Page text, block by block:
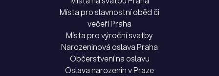
Místa pro slavnostní oběd či
večeři Praha
Místa pro výroční svatby
Narozeninová oslava Praha
Občerstvení na oslavu
Oslava narozenin v Praze